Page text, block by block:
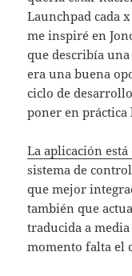
Launchpad cada
me inspiré en
que describía
era una buena
ciclo de
poner en
La aplicación está
sistema de
que mejor
también que
traducida a
momento falta el